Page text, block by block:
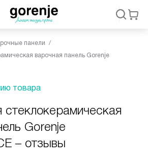
панели
варочная панель Gorenje
товара
стеклокерамическая
Gorenje
– отзывы